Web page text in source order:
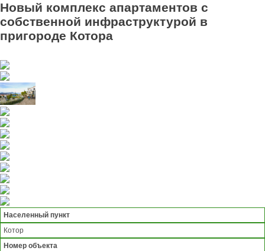
Новый комплекс апартаментов с
собственной инфраструктурой в
пригороде Котора
Населенный пункт
Котор
Номер объекта